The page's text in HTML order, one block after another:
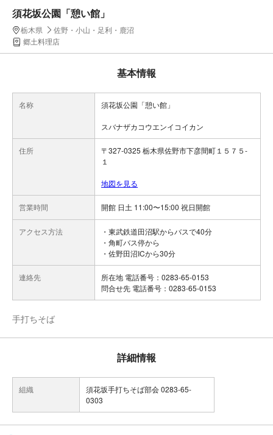
須花坂公園「憩い館」
栃木県
佐野・小山・足利・鹿沼
郷土料理店
基本情報
名称 須花坂公園「憩い館」
スバナザカコウエンイコイカン
住所
〒327-0325 栃木県佐野市下彦間町１５７５-
１
地図を見る
営業時間 開館 日土 11:00〜15:00 祝日開館
アクセス方法
・東武鉄道田沼駅からバスで40分
・角町バス停から
・佐野田沼ICから30分
連絡先
所在地 電話番号：0283-65-0153
問合せ先 電話番号：0283-65-0153
手打ちそば
詳細情報
組織
須花坂手打ちそば部会 0283-65-
0303